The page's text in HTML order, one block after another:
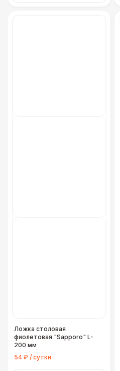
Ложка столовая
фиолетовая "Sapporo" L-
200 мм
54 ₽ / сутки